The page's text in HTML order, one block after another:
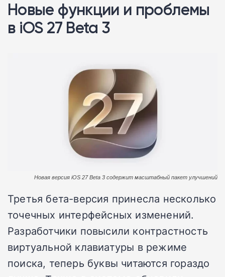
Новые функции и проблемы
в iOS 27 Beta 3
Новая версия iOS 27 Beta 3 содержит масштабный пакет улучшений
Третья бета-версия принесла несколько
точечных интерфейсных изменений.
Разработчики повысили контрастность
виртуальной клавиатуры в режиме
поиска, теперь буквы читаются гораздо